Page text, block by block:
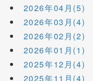
2026年04月(5)
2026年03月(4)
2026年02月(2)
2026年01月(1)
2025年12月(4)
2025年11月(4)